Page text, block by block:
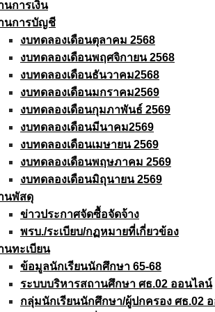
นการเงิน
นการบัญชี
งบทดลองเดือนตุลาคม 2568
งบทดลองเดือนพฤศจิกายน 2568
งบทดลองเดือนธันวาคม2568
งบทดลองเดือนมกราคม2569
งบทดลองเดือนกุมภาพันธ์ 2569
งบทดลองเดือนมีนาคม2569
งบทดลองเดือนเมษายน 2569
งบทดลองเดือนพฤษภาคม 2569
งบทดลองเดือนมิถุนายน 2569
นพัสดุ
ข่าวประกาศจัดซื้อจัดจ้าง
พรบ./ระเบียบ/กฏหมายที่เกี่ยวข้อง
นทะเบียน
ข้อมูลนักเรียนนักศึกษา 65-68
ระบบบริหารสถานศึกษา ศธ.02 ออนไลน์
กลุ่มนักเรียนนักศึกษา/ผู้ปกครอง ศธ.02